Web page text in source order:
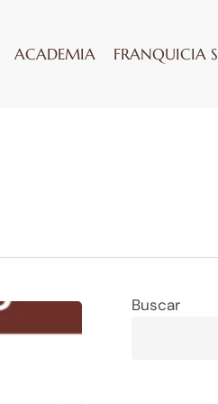
ACADEMIA FRANQUICIA
Buscar